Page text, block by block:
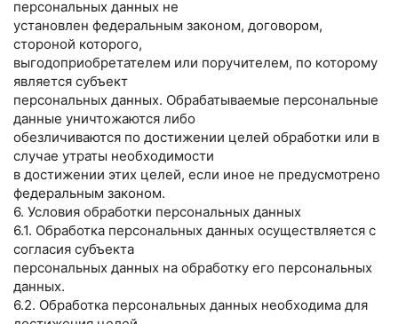
персональных данных не
установлен федеральным законом, договором,
стороной которого,
выгодоприобретателем или поручителем, по которому
является субъект
персональных данных. Обрабатываемые персональные
данные уничтожаются либо
обезличиваются по достижении целей обработки или в
случае утраты необходимости
в достижении этих целей, если иное не предусмотрено
федеральным законом.
6. Условия обработки персональных данных
6.1. Обработка персональных данных осуществляется с
согласия субъекта
персональных данных на обработку его персональных
данных.
6.2. Обработка персональных данных необходима для